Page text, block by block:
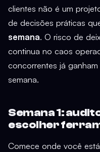
clientes não é um
de decisões práticas
semana. O risco de
continua no caos
concorrentes já
semana.
Semana 1:
escolher
Comece onde você